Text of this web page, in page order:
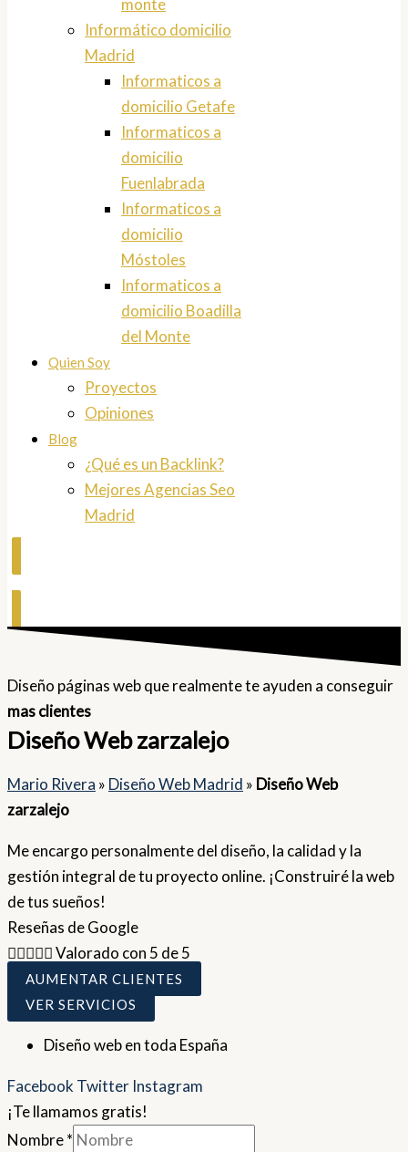
monte
Informático domicilio
Madrid
Informaticos a
domicilio Getafe
Informaticos a
domicilio
Fuenlabrada
Informaticos a
domicilio
Móstoles
Informaticos a
domicilio Boadilla
del Monte
Quien Soy
Proyectos
Opiniones
Blog
¿Qué es un Backlink?
Mejores Agencias Seo
Madrid
Diseño páginas web que realmente te ayuden a conseguir
mas clientes
Diseño Web zarzalejo
Mario Rivera » Diseño Web Madrid » Diseño Web
zarzalejo
Me encargo personalmente del diseño, la calidad y la
gestión integral de tu proyecto online. ¡Construiré la web
de tus sueños!
Reseñas de Google
Valorado con 5 de 5
AUMENTAR CLIENTES
VER SERVICIOS
Diseño web en toda España
Facebook Twitter Instagram
¡Te llamamos gratis!
Nombre*